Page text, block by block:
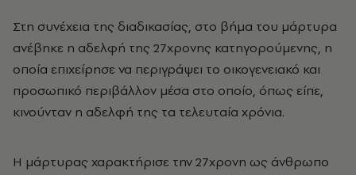
Στη συνέχεια της διαδικασίας, στο βήμα του μάρτυρα
ανέβηκε η αδελφή της 27χρονης κατηγορούμενης, η
οποία επιχείρησε να περιγράψει το οικογενειακό και
προσωπικό περιβάλλον μέσα στο οποίο, όπως είπε,
κινούνταν η αδελφή της τα τελευταία χρόνια.
Η μάρτυρας χαρακτήρισε την 27χρονη ως άνθρωπο